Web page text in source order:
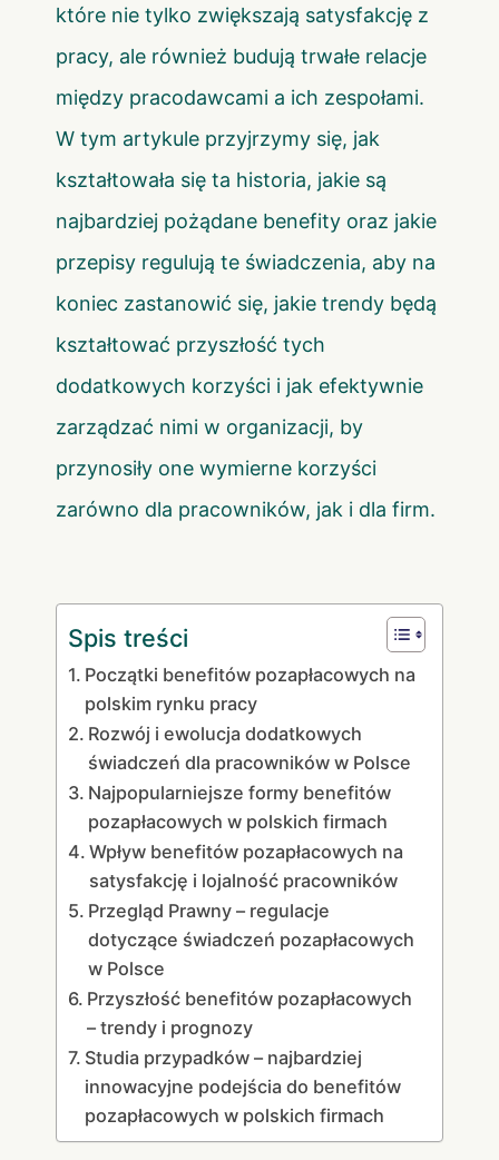
które nie tylko zwiększają satysfakcję z
pracy, ale również budują trwałe relacje
między pracodawcami a ich zespołami.
W tym artykule przyjrzymy się, jak
kształtowała się ta historia, jakie są
najbardziej pożądane benefity oraz jakie
przepisy regulują te świadczenia, aby na
koniec zastanowić się, jakie trendy będą
kształtować przyszłość tych
dodatkowych korzyści i jak efektywnie
zarządzać nimi w organizacji, by
przynosiły one wymierne korzyści
zarówno dla pracowników, jak i dla firm.
Spis treści
Początki benefitów pozapłacowych na
polskim rynku pracy
Rozwój i ewolucja dodatkowych
świadczeń dla pracowników w Polsce
Najpopularniejsze formy benefitów
pozapłacowych w polskich firmach
Wpływ benefitów pozapłacowych na
satysfakcję i lojalność pracowników
Przegląd Prawny – regulacje
dotyczące świadczeń pozapłacowych
w Polsce
Przyszłość benefitów pozapłacowych
– trendy i prognozy
Studia przypadków – najbardziej
innowacyjne podejścia do benefitów
pozapłacowych w polskich firmach